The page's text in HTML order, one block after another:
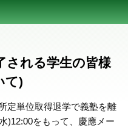
される学生の皆様
て)
定単位取得退学で義塾を離
)12:00をもって、慶應メー